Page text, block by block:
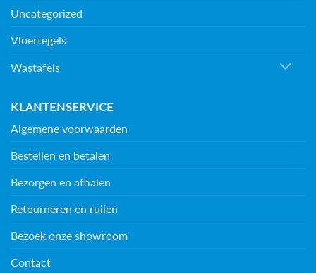
Uncategorized
Vloertegels
Wastafels
KLANTENSERVICE
Algemene voorwaarden
Bestellen en betalen
Bezorgen en afhalen
Retourneren en ruilen
Bezoek onze showroom
Contact